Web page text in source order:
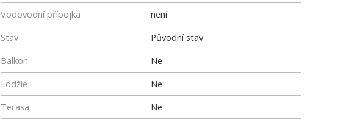
Vodovodní přípojka
není
Stav
Původní stav
Balkon
Ne
Lodžie
Ne
Terasa
Ne